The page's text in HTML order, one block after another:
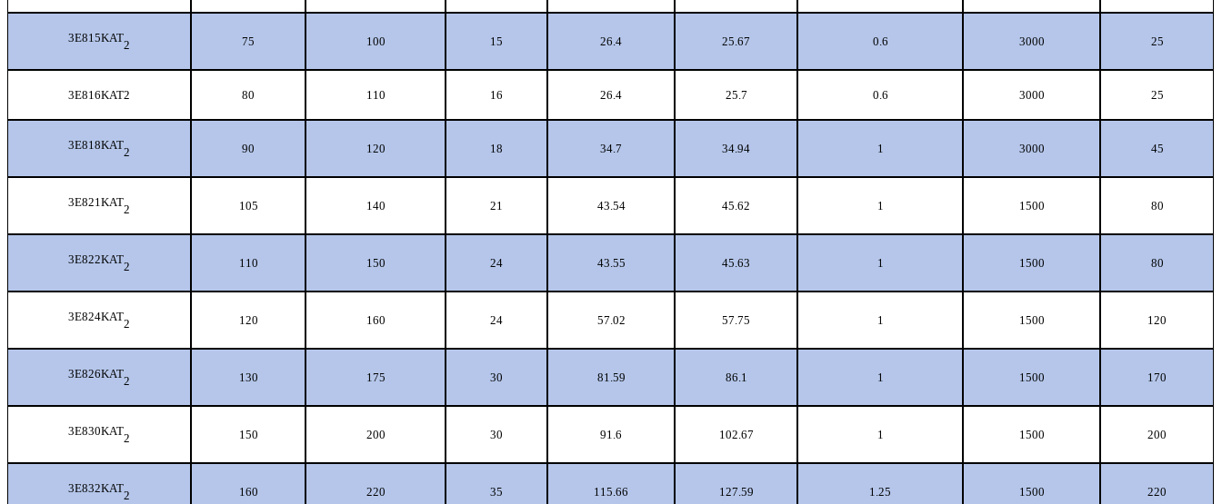
3E815KAT
2 75 100 15 26.4 25.67 0.6 3000 25
3E816KAT2 80 110 16 26.4 25.7 0.6 3000 25
3E818KAT
2 90 120 18 34.7 34.94 1 3000 45
3E821KAT
2 105 140 21 43.54 45.62 1 1500 80
3E822KAT
2 110 150 24 43.55 45.63 1 1500 80
3E824KAT
2 120 160 24 57.02 57.75 1 1500 120
3E826KAT
2 130 175 30 81.59 86.1 1 1500 170
3E830KAT
2 150 200 30 91.6 102.67 1 1500 200
3E832KAT
2 160 220 35 115.66 127.59 1.25 1500 220